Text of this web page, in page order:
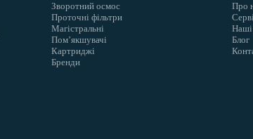
Зворотний осмос
Проточні фільтри
Магістральні
Помʼякшувачі
Картриджі
Бренди
Про
Блог